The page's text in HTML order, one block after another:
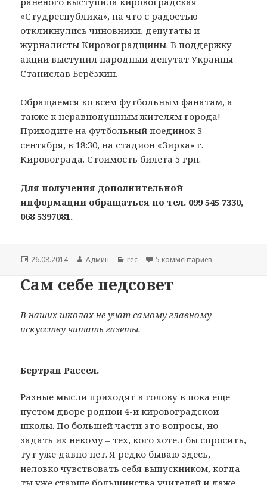
«Студреспублика», на что с радостью
откликнулись чиновники, депутаты и
журналисты Кировоградщины. В поддержку
акции выступил народный депутат Украины
Станислав Берёзкин.
Обращаемся ко всем футбольным фанатам, а
также к неравнодушным жителям города!
Приходите на футбольный поединок 3
сентября, в 18:30, на стадион «Зирка» г.
Кировограда. Стоимость билета 5 грн.
Для получения дополнительной
информации обращаться по тел. 099 545 7330,
068 5397081.
Опубликовано
26.08.2014 Автор
Админ Рубрики
rec 5 комментариев
Сам себе педсовет
В наших школах не учат самому главному –
искусству читать газеты.
Бертран Рассел.
Разные мысли приходят в голову в пока еще
пустом дворе родной 4-й кировоградской
школы. По большей части это вопросы, но
задать их некому – тех, кого хотел бы спросить,
тут уже давно нет. Я редко бываю здесь,
неловко чувствовать себя выпускником, когда